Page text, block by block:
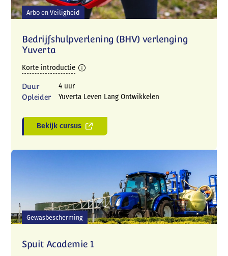
Arbo en Veiligheid
Bedrijfshulpverlening (BHV) verlenging
Yuverta
Korte introductie
Duur
4 uur
Opleider
Yuverta Leven Lang Ontwikkelen
Bekijk cursus
Gewasbescherming
Spuit Academie 1